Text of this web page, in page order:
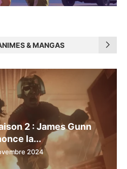
& MANGAS
2 : James Gunn
la...
2024